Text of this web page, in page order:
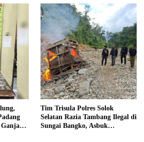
Ganja
Tim Trisula Polres Solok
Selatan Razia Tambang Ilegal di
Sungai Bangko, Asbuk